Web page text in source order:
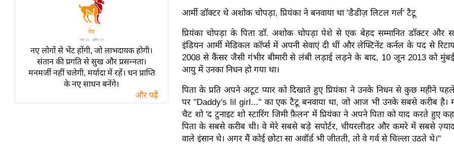
त्योहार
राशिफल
विशेष
नए लोगों से भेंट होंगी, जो लाभदायक होगी।
संतान की प्रगति से सुख और प्रसन्नता।
मनमर्जी नहीं चलेगी, मर्यादा में रहें। धन प्राप्ति
के नए साधन बनेंगे।
और पढ़ें
आर्मी डॉक्टर थे अशोक चोपड़ा, प्रियंका ने बनवाया था 'डैडीज़ लिटल गर्ल' टैटू
प्रियंका चोपड़ा के पिता डॉ. अशोक चोपड़ा पेशे से एक बेहद सम्मानित डॉक्टर और
इंडियन आर्मी मेडिकल कॉर्प्स में अपनी सेवाएं दी थीं और लेफ्टिनेंट कर्नल के पद से
2008 से कैंसर जैसी गंभीर बीमारी से लंबी लड़ाई लड़ने के बाद, 10 जून 2013 को
आयु में उनका निधन हो गया था।
पिता के प्रति अपने अटूट प्यार को दिखाते हुए प्रियंका ने उनके निधन से कुछ महीने
पर "Daddy's lil girl..." का एक टैटू बनवाया था, जो आज भी उनके सबसे करीब है।
चैट शो 'द टुनाइट शो स्टारिंग जिमी फ़ैलन' में प्रियंका ने अपने पिता को याद करते हुए
पिता के सबसे करीब थी। वे मेरे सबसे बड़े सपोर्टर, चीयरलीडर और कमरे में सबसे
वाले इंसान थे। अगर मैं कोई छोटा सा अवॉर्ड भी जीतती, तो वे गर्व से चिल्ला उठते थे।"